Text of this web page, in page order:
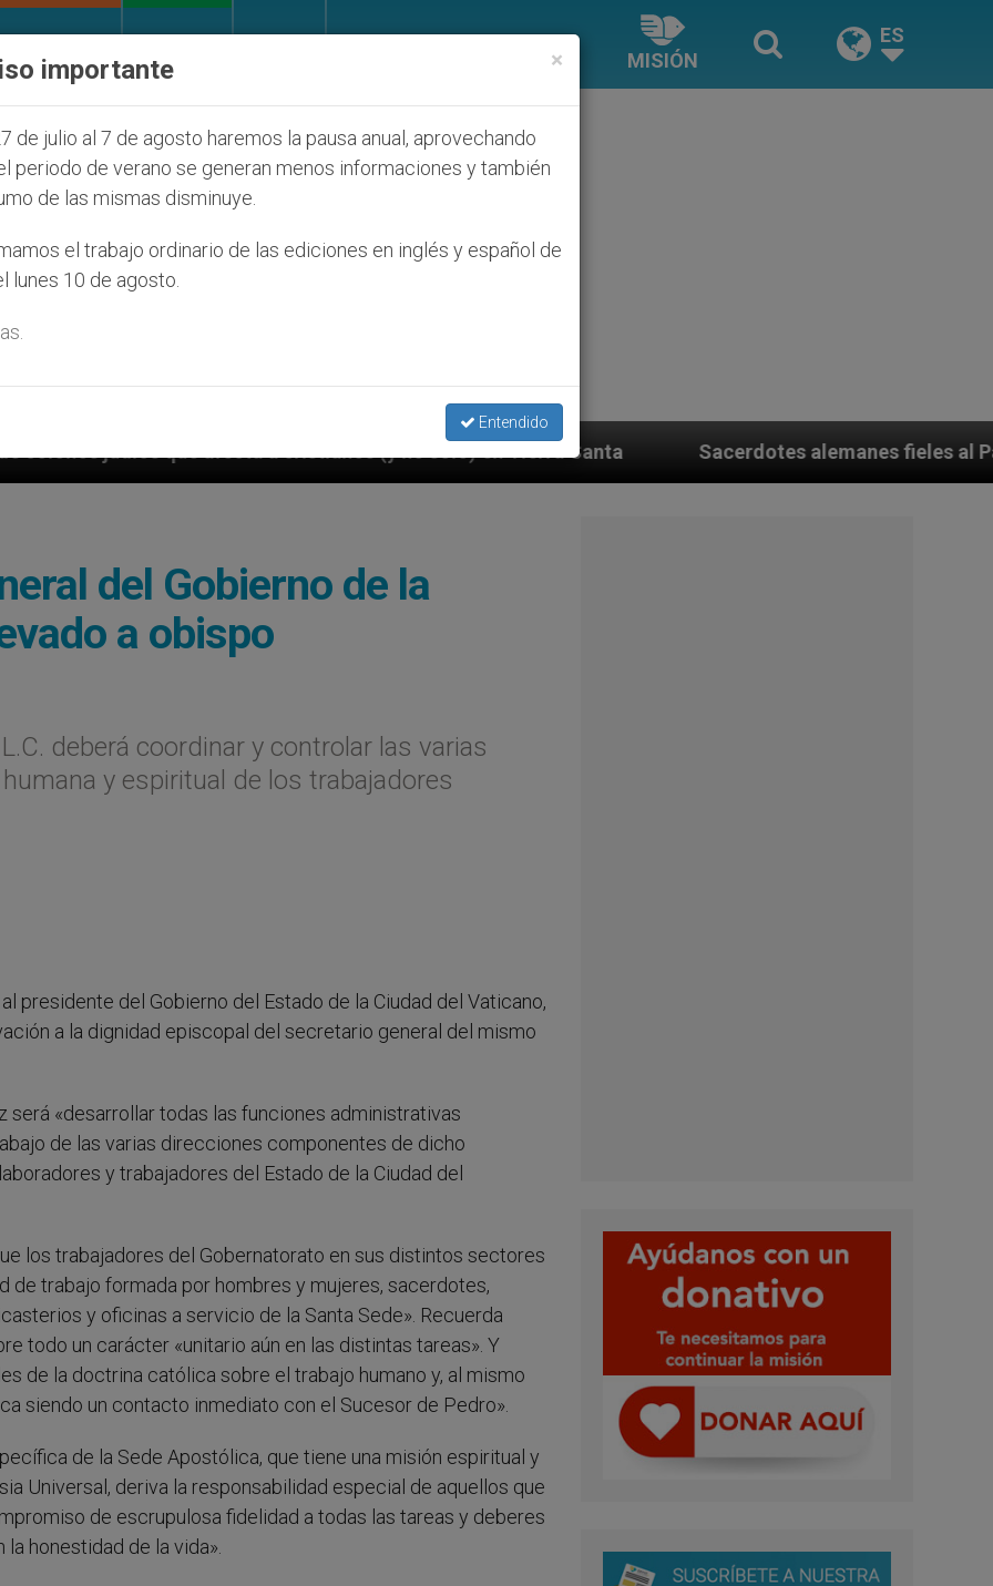
MISIÓN
ES
a cristianos (y no sólo) en Tierra Santa Sacerdotes alemanes fieles al Papa contestan a su
del Gobierno de la
a obispo
deberá coordinar y controlar las varias
y espiritual de los trabajadores
presidente del Gobierno del Estado de la Ciudad del Vaticano,
a la dignidad episcopal del secretario general del mismo
será «desarrollar todas las funciones administrativas
de las varias direcciones componentes de dicho
y trabajadores del Estado de la Ciudad del
los trabajadores del Gobernatorato en sus distintos sectores
trabajo formada por hombres y mujeres, sacerdotes,
y oficinas a servicio de la Santa Sede». Recuerda
todo un carácter «unitario aún en las distintas tareas». Y
de la doctrina católica sobre el trabajo humano y, al mismo
siendo un contacto inmediato con el Sucesor de Pedro».
de la Sede Apostólica, que tiene una misión espiritual y
Universal, deriva la responsabilidad especial de aquellos que
de escrupulosa fidelidad a todas las tareas y deberes
honestidad de la vida».
×
importante
de julio al 7 de agosto haremos la pausa anual, aprovechando
periodo de verano se generan menos informaciones y también
de las mismas disminuye.
el trabajo ordinario de las ediciones en inglés y español de
lunes 10 de agosto.
Entendido